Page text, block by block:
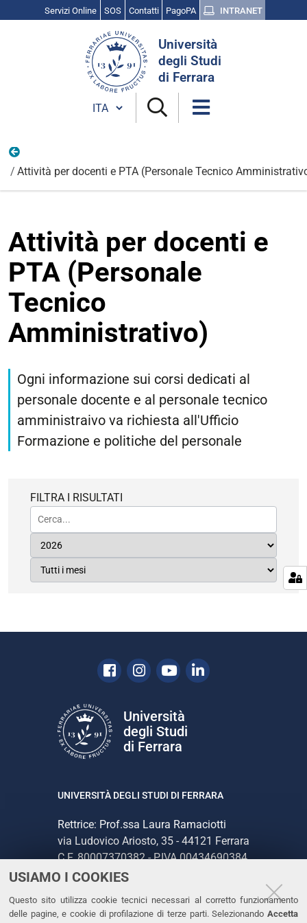
USIAMO I COOKIES
Questo sito utilizza cookie tecnici necessari al corretto funzionamento
delle pagine, e cookie di profilazione di terze parti. Selezionando Accetta
Servizi Online SOS Contatti PagoPA INTRANET
Università
degli Studi
di Ferrara
Cambia lingua
Attività per docenti e PTA (Personale Tecnico
Attività per docenti e
PTA (Personale
Tecnico
Amministrativo)
Ogni informazione sui corsi dedicati al
personale docente e al personale tecnico
amministraivo va richiesta all'Ufficio
Formazione e politiche del personale
FILTRA I RISULTATI
Facebook
Instagram
YoutubeLinkedin
Università
degli Studi
di Ferrara
UNIVERSITÀ DEGLI STUDI DI FERRARA
Rettrice: Prof.ssa Laura Ramaciotti
via Ludovico Ariosto, 35 - 44121 Ferrara
C.F. 80007370382 - P.IVA 00434690384
CONTATTI